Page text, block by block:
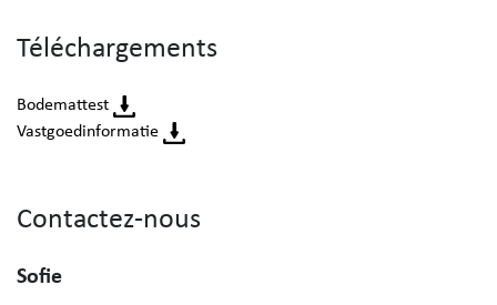
Téléchargements
Bodemattest
Vastgoedinformatie
Contactez-nous
Sofie